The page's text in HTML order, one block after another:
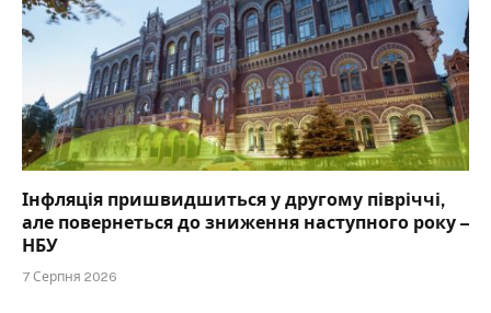
Інфляція пришвидшиться у другому півріччі,
але повернеться до зниження наступного року –
НБУ
7 Серпня 2026